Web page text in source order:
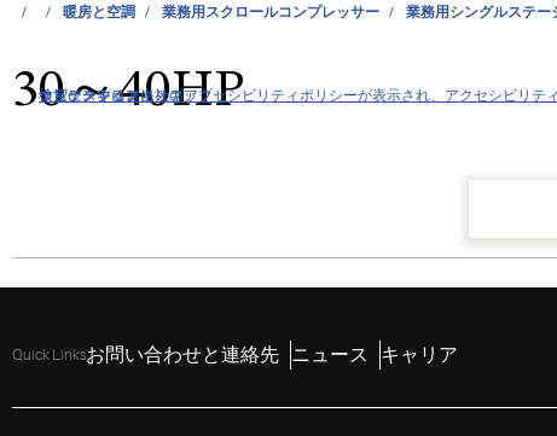
クリックすると当社のアクセシビリティポリシーが表示され、アクセシビリテ
ナビゲーションにスキップ
コンテンツにスキップ
検索にスキップ
暖房と空調 業務用スクロールコンプレッサー 業務用シングルステー
30～40HP
Quick Linksお問い合わせと連絡先 ニュース キャリア